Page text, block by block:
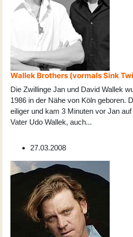
Wallek Brothers (vormals Sink
Die Zwillinge Jan und David Wallek
1986 in der Nähe von Köln geboren.
eiliger und kam 3 Minuten vor Jan
Vater Udo Wallek, auch...
27.03.2008